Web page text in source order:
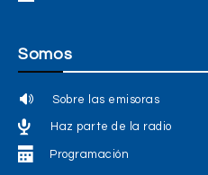
Somos
Sobre las emisoras
Haz parte de la radio
Programación